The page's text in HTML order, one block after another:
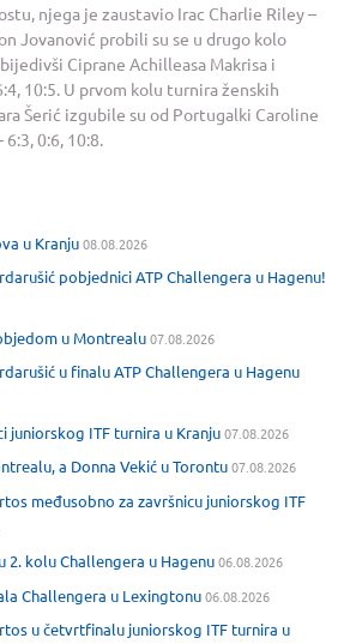
njega je zaustavio Irac Charlie Riley –
Jovanović probili su se u drugo kolo
Ciprane Achilleasa Makrisa i
10:5. U prvom kolu turnira ženskih
Šerić izgubile su od Portugalki Caroline
0:6, 10:8.
u Kranju08.08.2026
pobjednici ATP Challengera u Hagenu!
u Montrealu07.08.2026
u finalu ATP Challengera u Hagenu
juniorskog ITF turnira u Kranju07.08.2026
a Donna Vekić u Torontu07.08.2026
međusobno za završnicu juniorskog ITF
2. kolu Challengera u Hagenu06.08.2026
Challengera u Lexingtonu06.08.2026
u četvrtfinalu juniorskog ITF turnira u